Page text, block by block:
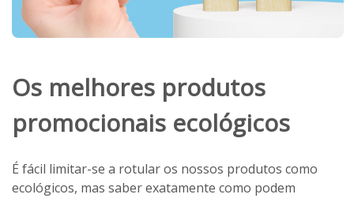
Os melhores produtos
promocionais ecológicos
É fácil limitar-se a rotular os nossos produtos como
ecológicos, mas saber exatamente como podem